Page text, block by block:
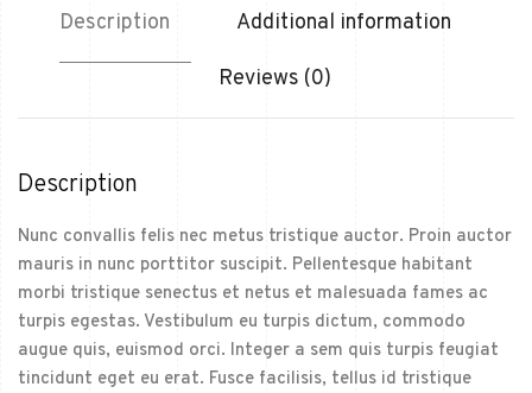
Description Additional information
Reviews (0)
Description
Nunc convallis felis nec metus tristique auctor. Proin auctor
mauris in nunc porttitor suscipit. Pellentesque habitant
morbi tristique senectus et netus et malesuada fames ac
turpis egestas. Vestibulum eu turpis dictum, commodo
augue quis, euismod orci. Integer a sem quis turpis feugiat
tincidunt eget eu erat. Fusce facilisis, tellus id tristique